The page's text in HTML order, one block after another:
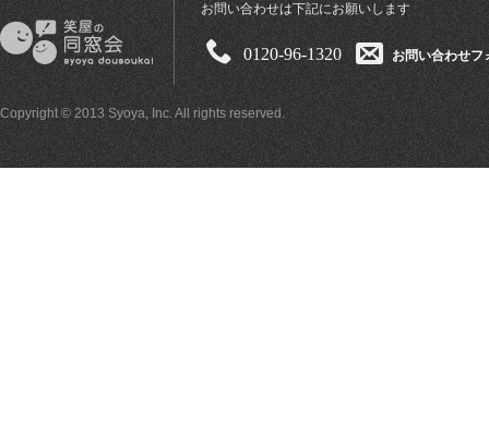
お問い合わせは下記にお願いします
0120-96-1320 お問い合わせフ
Copyright © 2013 Syoya, Inc. All rights reserved.